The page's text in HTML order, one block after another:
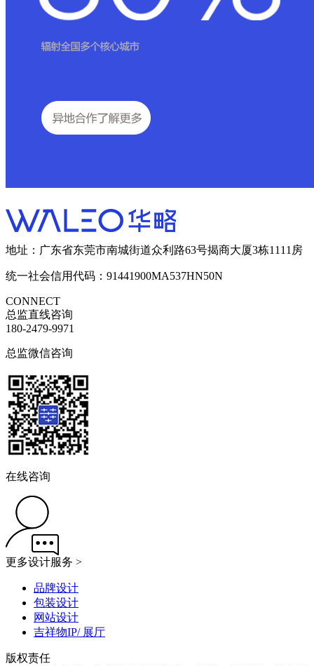
地址：广东省东莞市南城街道众利路63号揭商大厦3栋1111房
统一社会信用代码：91441900MA537HN50N
CONNECT
总监直线咨询
180-2479-9971
总监微信咨询
在线咨询
更多设计服务 >
品牌设计
包装设计
网站设计
吉祥物IP/ 展厅
版权责任